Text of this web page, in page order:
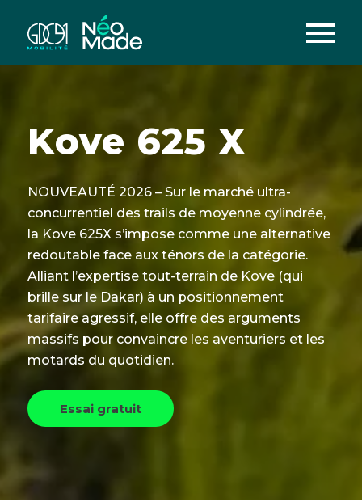
Kove 625 X
NOUVEAUTÉ 2026 – Sur le marché ultra-
concurrentiel des trails de moyenne cylindrée,
la Kove 625X s’impose comme une alternative
redoutable face aux ténors de la catégorie.
Alliant l’expertise tout-terrain de Kove (qui
brille sur le Dakar) à un positionnement
tarifaire agressif, elle offre des arguments
massifs pour convaincre les aventuriers et les
motards du quotidien.
Essai gratuit